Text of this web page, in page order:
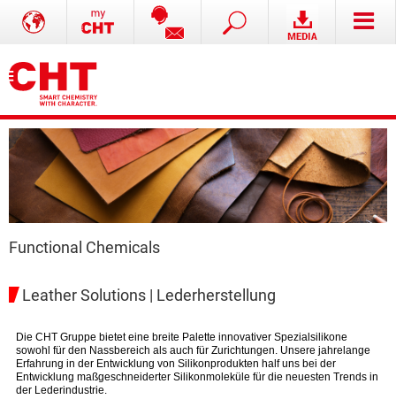
Functional Chemicals
Leather Solutions | Lederherstellung
Die CHT Gruppe bietet eine breite Palette innovativer Spezialsilikone
sowohl für den Nassbereich als auch für Zurichtungen. Unsere jahrelange
Erfahrung in der Entwicklung von Silikonprodukten half uns bei der
Entwicklung maßgeschneiderter Silikonmoleküle für die neuesten Trends in
der Lederindustrie.